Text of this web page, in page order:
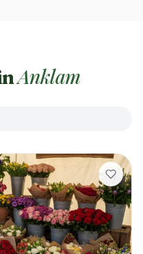
Anklam